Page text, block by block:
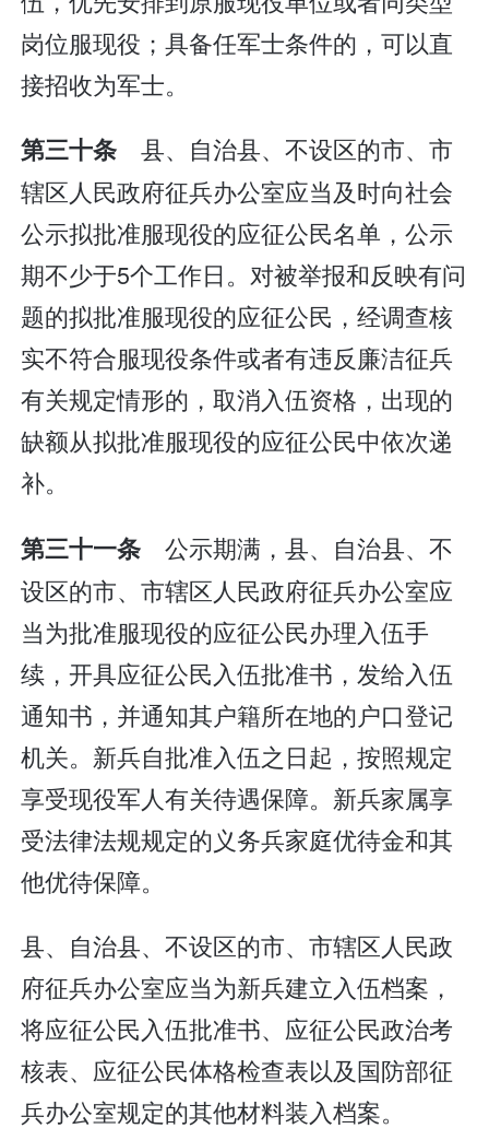
岗位服现役；具备任军士条件的，可以直
接招收为军士。
第三十条 县、自治县、不设区的市、市
辖区人民政府征兵办公室应当及时向社会
公示拟批准服现役的应征公民名单，公示
期不少于5个工作日。对被举报和反映有问
题的拟批准服现役的应征公民，经调查核
实不符合服现役条件或者有违反廉洁征兵
有关规定情形的，取消入伍资格，出现的
缺额从拟批准服现役的应征公民中依次递
补。
第三十一条 公示期满，县、自治县、不
设区的市、市辖区人民政府征兵办公室应
当为批准服现役的应征公民办理入伍手
续，开具应征公民入伍批准书，发给入伍
通知书，并通知其户籍所在地的户口登记
机关。新兵自批准入伍之日起，按照规定
享受现役军人有关待遇保障。新兵家属享
受法律法规规定的义务兵家庭优待金和其
他优待保障。
县、自治县、不设区的市、市辖区人民政
府征兵办公室应当为新兵建立入伍档案，
将应征公民入伍批准书、应征公民政治考
核表、应征公民体格检查表以及国防部征
兵办公室规定的其他材料装入档案。